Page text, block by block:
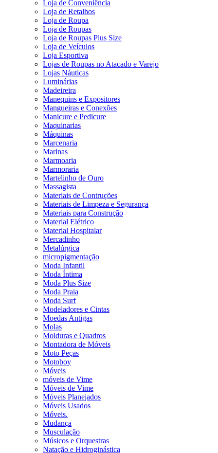
Loja de Conveniência
Loja de Retalhos
Loja de Roupa
Loja de Roupas
Loja de Roupas Plus Size
Loja de Veículos
Loja Esportiva
Lojas de Roupas no Atacado e Varejo
Lojas Náuticas
Luminárias
Madeireira
Manequins e Expositores
Mangueiras e Conexões
Manicure e Pedicure
Maquinarias
Máquinas
Marcenaria
Marinas
Marmoaria
Marmoraria
Martelinho de Ouro
Massagista
Materiais de Contruções
Materiais de Limpeza e Segurança
Materiais para Construção
Material Elétrico
Material Hospitalar
Mercadinho
Metalúrgica
micropigmentação
Moda Infantil
Moda Íntima
Moda Plus Size
Moda Praia
Moda Surf
Modeladores e Cintas
Moedas Antigas
Molas
Molduras e Quadros
Montadora de Móveis
Moto Peças
Motoboy
Móveis
móveis de Vime
Móveis de Vime
Móveis Planejados
Móveis Usados
Móveis.
Mudança
Musculação
Músicos e Orquestras
Natação e Hidroginástica